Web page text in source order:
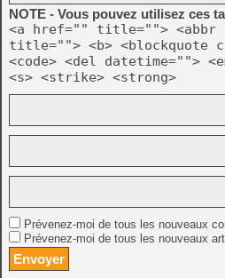
NOTE - Vous pouvez utilisez ces
<a href="" title=""> <abbr
title=""> <b> <blockquote
<code> <del datetime="">
<s> <strike> <strong>
Prévenez-moi de tous les nouveaux
Prévenez-moi de tous les nouveaux